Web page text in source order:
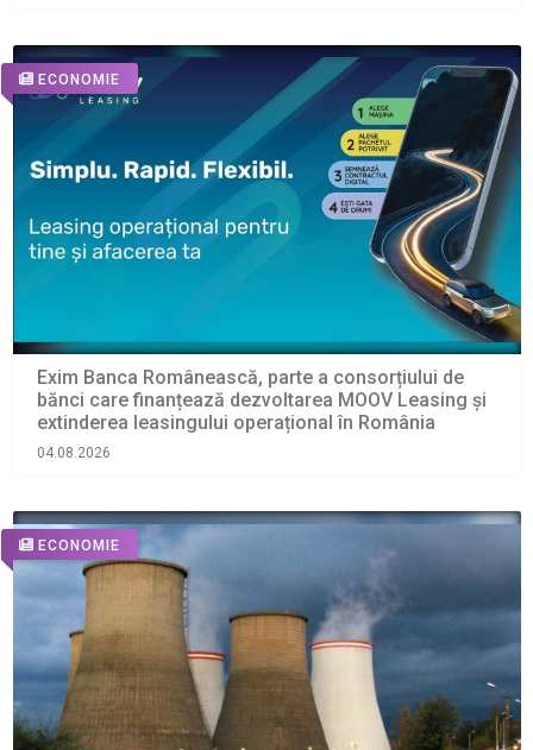
ECONOMIE
Exim Banca Românească, parte a consorțiului de
bănci care finanțează dezvoltarea MOOV Leasing și
extinderea leasingului operațional în România
04.08.2026
ECONOMIE